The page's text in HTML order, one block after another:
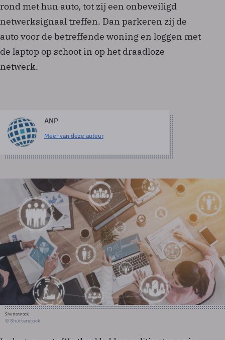
rond met hun auto, tot zij een onbeveiligd
netwerksignaal treffen. Dan parkeren zij de
auto voor de betreffende woning en loggen met
de laptop op schoot in op het draadloze
netwerk.
ANP
Meer van deze auteur
Shutterstock
© Shutterstock